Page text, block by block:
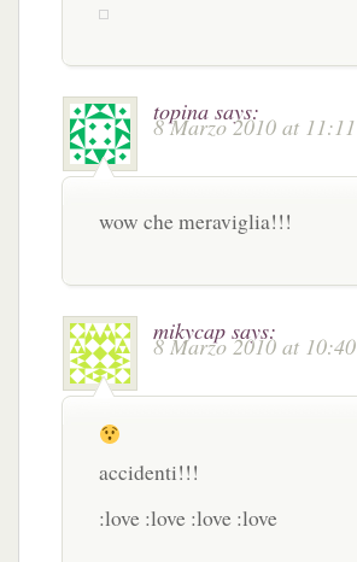
topina says:
8 Marzo 2010 at 11:11
wow che meraviglia!!!
mikycap says:
8 Marzo 2010 at 10:40
accidenti!!!
:love :love :love :love